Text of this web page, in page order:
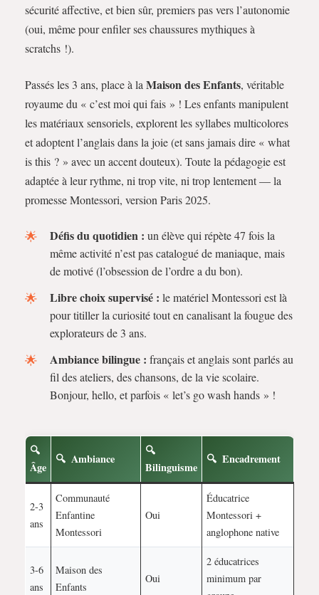
sécurité affective, et bien sûr, premiers pas vers l’autonomie
(oui, même pour enfiler ses chaussures mythiques à
scratchs !).
Passés les 3 ans, place à la Maison des Enfants, véritable
royaume du « c’est moi qui fais » ! Les enfants manipulent
les matériaux sensoriels, explorent les syllabes multicolores
et adoptent l’anglais dans la joie (et sans jamais dire « what
is this ? » avec un accent douteux). Toute la pédagogie est
adaptée à leur rythme, ni trop vite, ni trop lentement — la
promesse Montessori, version Paris 2025.
Défis du quotidien : un élève qui répète 47 fois la
même activité n’est pas catalogué de maniaque, mais
de motivé (l’obsession de l’ordre a du bon).
Libre choix supervisé : le matériel Montessori est là
pour titiller la curiosité tout en canalisant la fougue des
explorateurs de 3 ans.
Ambiance bilingue : français et anglais sont parlés au
fil des ateliers, des chansons, de la vie scolaire.
Bonjour, hello, et parfois « let’s go wash hands » !
Âge
Ambiance
Bilinguisme
Encadrement
2-3
ans
Communauté
Enfantine
Montessori
Oui
Éducatrice
Montessori +
anglophone native
3-6
ans
Maison des
Enfants
Oui
2 éducatrices
minimum par